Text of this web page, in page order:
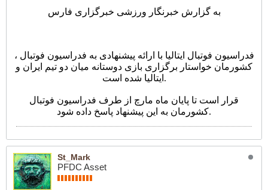
به گزارش خبرنگار ورزشی خبرگزاری فارس
، فدراسیون فوتبال ایتالیا با ارائه پیشنهادی به فدراسیون فوتبال
کشورمان خواستار برگزاری بازی دوستانه میان دو تیم ایران و
ایتالیا شده است.
قرار است تا پایان ماه مارچ از طرف فدراسیون فوتبال
کشورمان به این پیشنهاد پاسخ داده شود.
St_Mark
PFDC Asset